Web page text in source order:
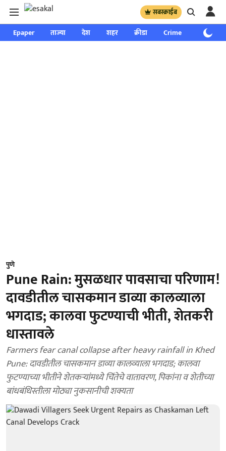
सबस्क्राईब
Epaper ताज्या देश शहर क्रीडा Crime साप्ताहिक
पुणे
Pune Rain: मुसळधार पावसाचा परिणाम!
दावडीतील चासकमान डाव्या कालव्याला
भगदाड; कालवा फुटण्याची भीती, शेतकरी
धास्तावले
Farmers fear canal collapse after heavy rainfall in Khed
Pune: दावडीतील चासकमान डाव्या कालव्याला भगदाड; कालवा
फुटण्याच्या भीतीने शेतकऱ्यांमध्ये चिंतेचे वातावरण, पिकांना व शेतीच्या
बांधबंधिस्तीला मोठ्या नुकसानीची शक्यता